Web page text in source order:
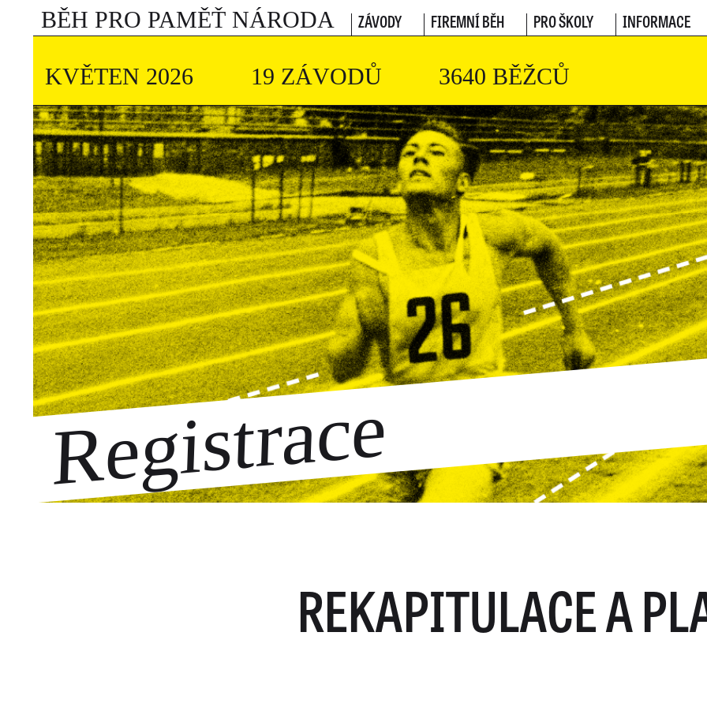
BĚH PRO PAMĚŤ NÁRODA ZÁVODY FIREMNÍ BĚH PRO ŠKOLY INFORMACE
KVĚTEN 2026 19 ZÁVODŮ 3640 BĚŽCŮ
Registrace
REKAPITULACE A